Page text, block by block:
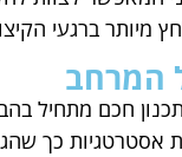
מיותר ברגעי
המרחב
חכם מתחיל
אסטרטגיות כך